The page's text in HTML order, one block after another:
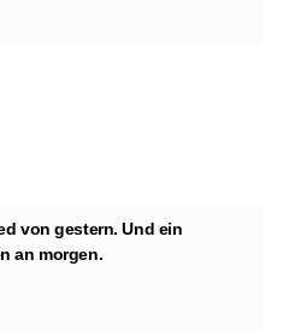
von gestern. Und ein
an morgen.